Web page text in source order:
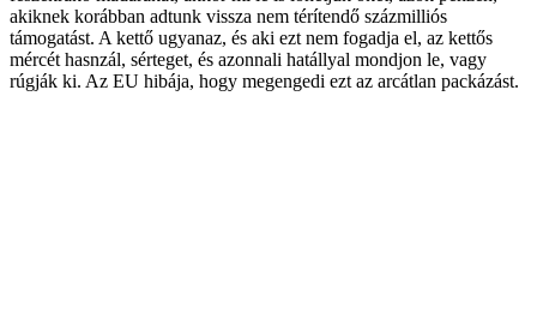
akiknek korábban adtunk vissza nem térítendő százmilliós
támogatást. A kettő ugyanaz, és aki ezt nem fogadja el, az kettős
mércét hasnzál, sérteget, és azonnali hatállyal mondjon le, vagy
rúgják ki. Az EU hibája, hogy megengedi ezt az arcátlan packázást.